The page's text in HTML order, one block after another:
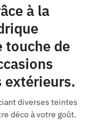
à la
touche de
extérieurs.
diverses teintes
déco à votre goût.